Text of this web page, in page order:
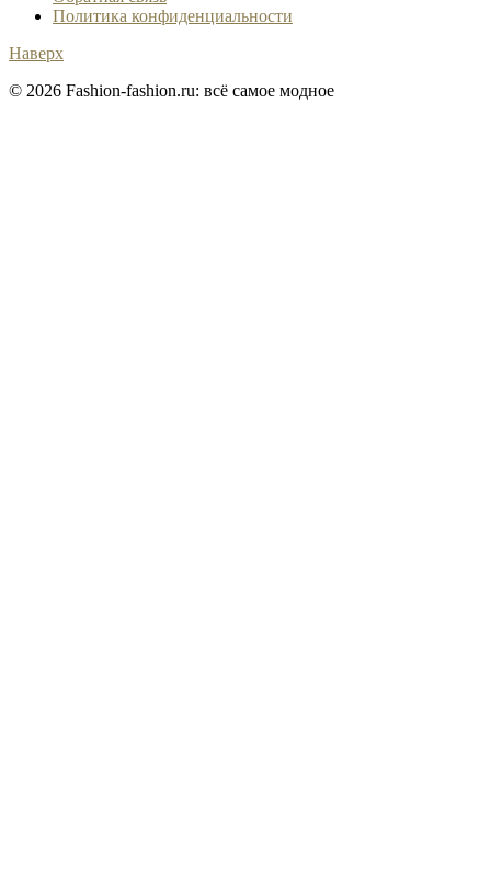
Политика конфиденциальности
Наверх
© 2026 Fashion-fashion.ru: всё самое модное